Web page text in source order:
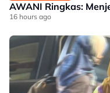
AWANI Ringkas:
16 hours ago